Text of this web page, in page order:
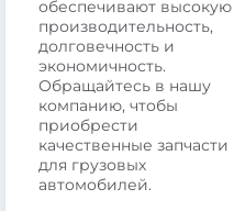
обеспечивают высокую
производительность,
долговечность и
экономичность.
Обращайтесь в нашу
компанию, чтобы
приобрести
качественные запчасти
для грузовых
автомобилей.